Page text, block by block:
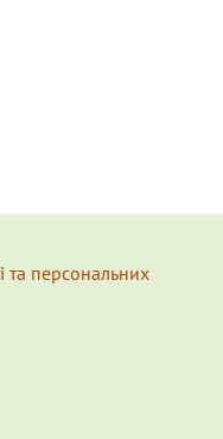
та персональних